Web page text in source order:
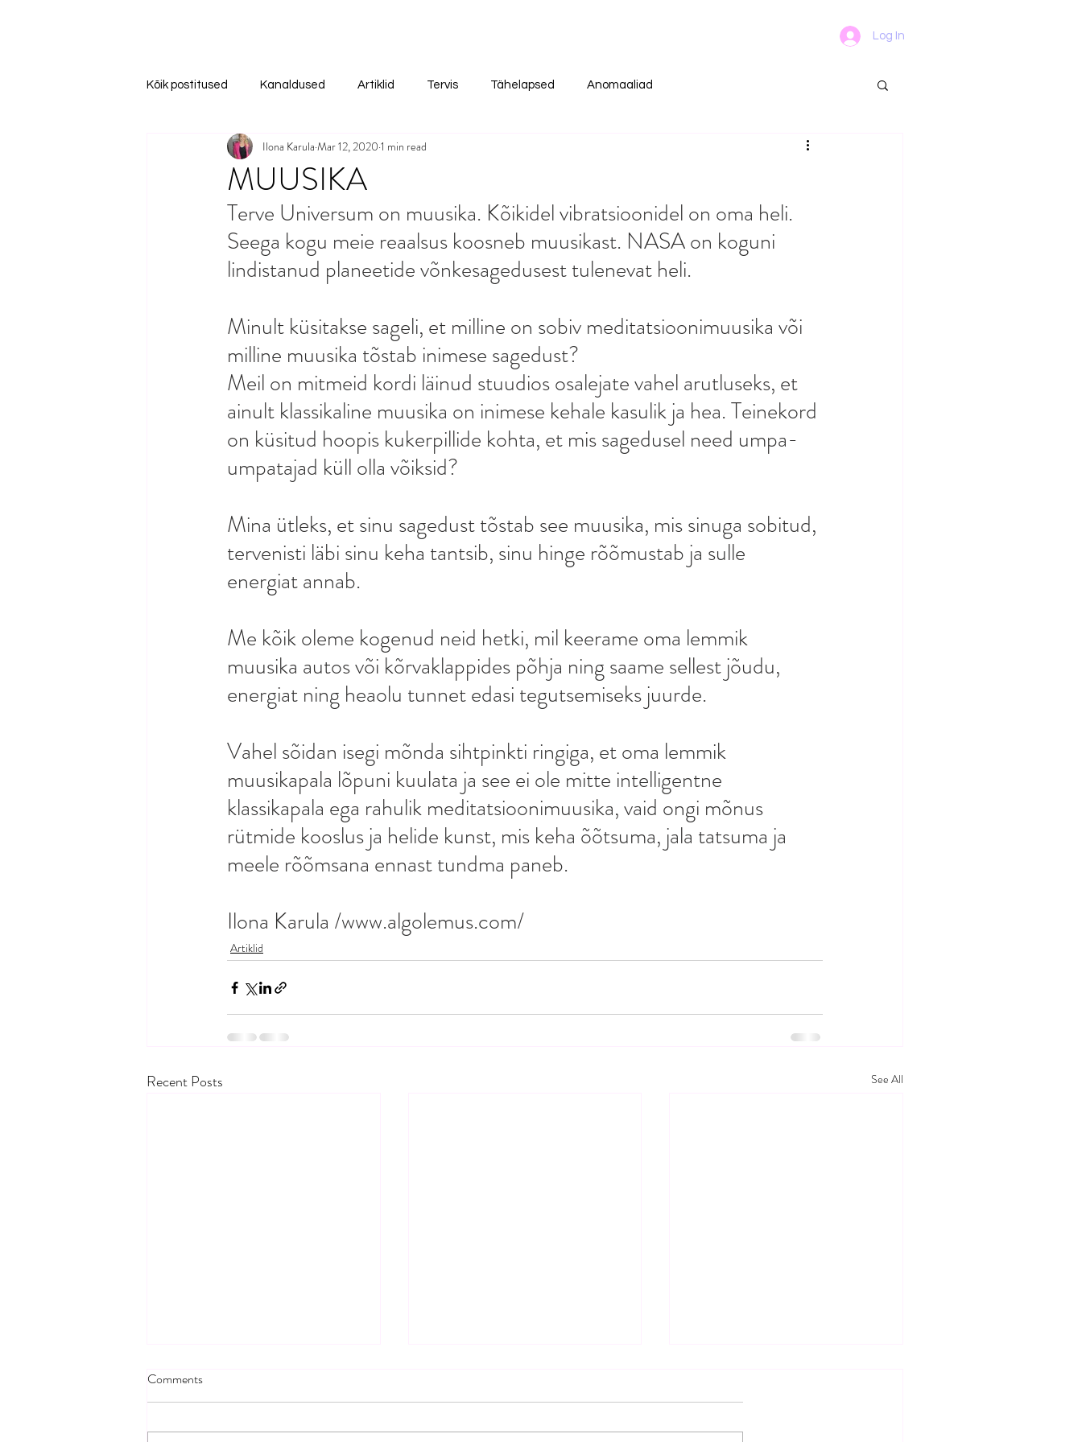
Log In
Kõik postitused Kanaldused Artiklid Tervis Tähelapsed Anomaaliad
MUUSIKA
Ilona Karula Mar 12, 2020 1 min read
Terve Universum on muusika. Kõikidel vibratsioonidel on oma heli.
Seega kogu meie reaalsus koosneb muusikast. NASA on koguni
lindistanud planeetide võnkesagedusest tulenevat heli.
Minult küsitakse sageli, et milline on sobiv meditatsioonimuusika või
milline muusika tõstab inimese sagedust?
Meil on mitmeid kordi läinud stuudios osalejate vahel arutluseks, et
ainult klassikaline muusika on inimese kehale kasulik ja hea. Teinekord
on küsitud hoopis kukerpillide kohta, et mis sagedusel need umpa-
umpatajad küll olla võiksid?
Mina ütleks, et sinu sagedust tõstab see muusika, mis sinuga sobitud,
tervenisti läbi sinu keha tantsib, sinu hinge rõõmustab ja sulle
energiat annab.
Me kõik oleme kogenud neid hetki, mil keerame oma lemmik
muusika autos või kõrvaklappides põhja ning saame sellest jõudu,
energiat ning heaolu tunnet edasi tegutsemiseks juurde.
Vahel sõidan isegi mõnda sihtpinkti ringiga, et oma lemmik
muusikapala lõpuni kuulata ja see ei ole mitte intelligentne
klassikapala ega rahulik meditatsioonimuusika, vaid ongi mõnus
rütmide kooslus ja helide kunst, mis keha õõtsuma, jala tatsuma ja
meele rõõmsana ennast tundma paneb.
Ilona Karula /www.algolemus.com/
Artiklid
Recent Posts See All
Comments